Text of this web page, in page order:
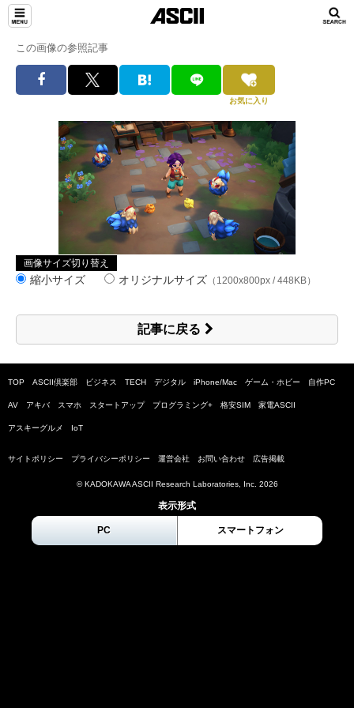
この画像の参照記事
お気に入り
画像サイズ切り替え
縮小サイズ オリジナルサイズ （1200x800px / 448KB）
記事に戻る
TOP ASCII倶楽部 ビジネス TECH デジタル iPhone/Mac ゲーム・ホビー 自作PC
AV アキバ スマホ スタートアップ プログラミング+ 格安SIM 家電ASCII
アスキーグルメ IoT
サイトポリシー プライバシーポリシー 運営会社 お問い合わせ 広告掲載
© KADOKAWA ASCII Research Laboratories, Inc. 2026
表示形式
PC スマートフォン